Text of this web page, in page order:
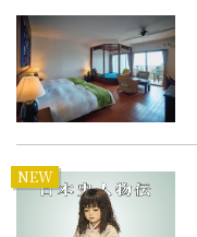
NEW